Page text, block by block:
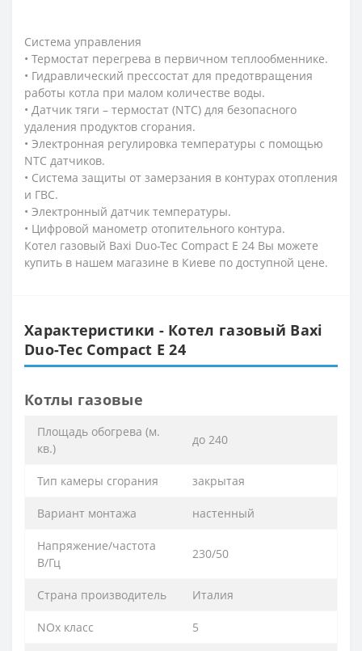
Система управления
• Термостат перегрева в первичном теплообменнике.
• Гидравлический прессостат для предотвращения
работы котла при малом количестве воды.
• Датчик тяги – термостат (NTC) для безопасного
удаления продуктов сгорания.
• Электронная регулировка температуры с помощью
NTC датчиков.
• Система защиты от замерзания в контурах отопления
и ГВС.
• Электронный датчик температуры.
• Цифровой манометр отопительного контура.
Котел газовый Baxi Duo-Tec Compact E 24 Вы можете
купить в нашем магазине в Киеве по доступной цене.
Характеристики - Котел газовый Baxi
Duo-Tec Compact E 24
Котлы газовые
Площадь обогрева (м.
кв.)
до 240
Тип камеры сгорания закрытая
Вариант монтажа настенный
Напряжение/частота
В/Гц
230/50
Страна производитель Италия
NOx класс 5